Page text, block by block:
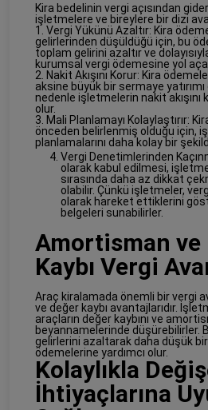
Kira bedelinin vergi açısından
işletmelere ve bireylere bir dizi
1. Vergi Yükünü Azaltır: Kira
gelirlerinden düşüldüğü için, bu
toplam gelirini azaltır ve
kurumsal vergi ödemesine yol
2. Nakit Akışını Korur: Kira
aksine büyük bir sermaye
nedenle işletmelerin nakit akışını
olur.
3. Mali Planlamayı Kolaylaştırır:
önceden belirlenmiş olduğu için,
planlamalarını daha kolay bir
Vergi Denetimlerinden
olarak kabul edilmesi,
sırasında daha az dikkat
olabilir. Çünkü işletmeler,
olarak hareket ettiklerini
belgeleri sunabilirler.
Amortisman ve
Kaybı Vergi
Araç kiralamada önemli bir vergi
ve değer kaybı avantajlarıdır.
araçların değer kaybını ve
beyannamelerinde düşürebilirler.
gelirlerini azaltarak daha düşük
ödemelerine yardımcı olur.
Kolaylıkla
İhtiyaçlarına